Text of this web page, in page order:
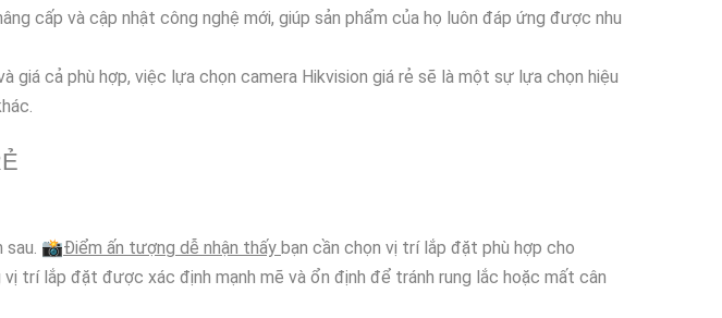
cấp và cập nhật công nghệ mới, giúp sản phẩm của họ luôn đáp ứng được nhu
giá cả phù hợp, việc lựa chọn camera Hikvision giá rẻ sẽ là một sự lựa chọn hiệu
sau. 📸Điểm ấn tượng dễ nhận thấy bạn cần chọn vị trí lắp đặt phù hợp cho
vị trí lắp đặt được xác định mạnh mẽ và ổn định để tránh rung lắc hoặc mất cân